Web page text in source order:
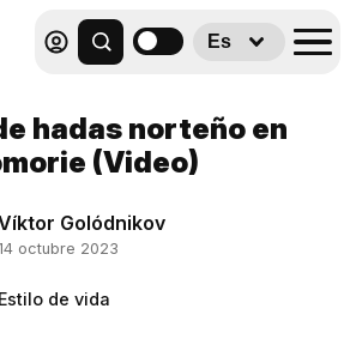
Es
hadas norteño en
(Video)
Golódnikov
octubre 2023
Estilo de vida